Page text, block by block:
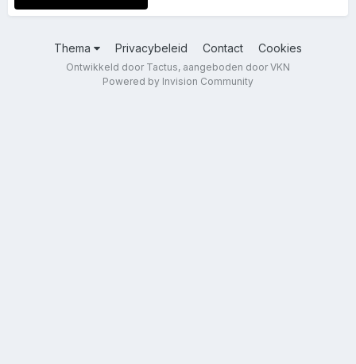
Thema Privacybeleid Contact Cookies
Ontwikkeld door Tactus, aangeboden door VKN
Powered by Invision Community